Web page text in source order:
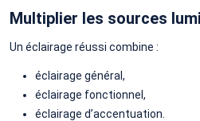
Multiplier les sources
Un éclairage réussi combine :
éclairage général,
éclairage fonctionnel,
éclairage d’accentuation.